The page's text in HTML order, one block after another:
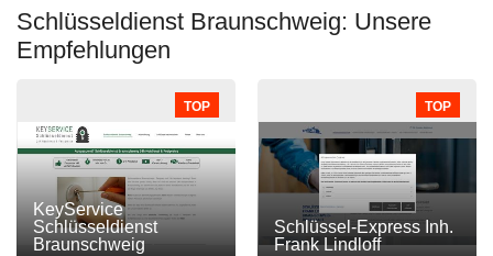
Schlüsseldienst Braunschweig: Unsere
Empfehlungen
TOP
KeyService
Schlüsseldienst
Braunschweig
TOP
Schlüssel-Express Inh.
Frank Lindloff